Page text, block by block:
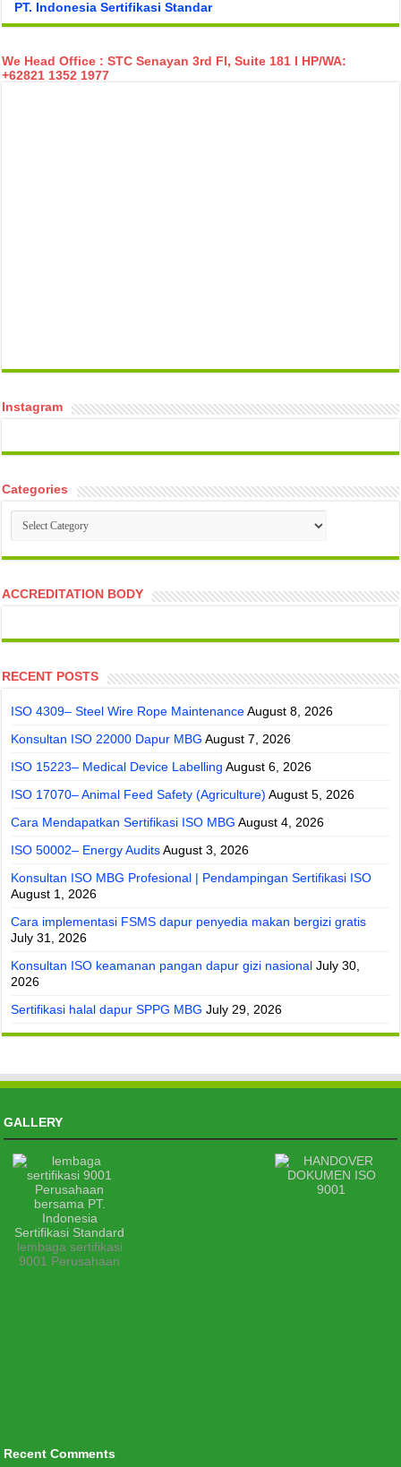
PT. Indonesia Sertifikasi Standar
We Head Office : STC Senayan 3rd Fl, Suite 181 I HP/WA:
+62821 1352 1977
temp mail
Instagram
Categories
Categories
ACCREDITATION BODY
RECENT POSTS
ISO 4309– Steel Wire Rope Maintenance August 8, 2026
Konsultan ISO 22000 Dapur MBG August 7, 2026
ISO 15223– Medical Device Labelling August 6, 2026
ISO 17070– Animal Feed Safety (Agriculture) August 5, 2026
Cara Mendapatkan Sertifikasi ISO MBG August 4, 2026
ISO 50002– Energy Audits August 3, 2026
Konsultan ISO MBG Profesional | Pendampingan Sertifikasi ISO
August 1, 2026
Cara implementasi FSMS dapur penyedia makan bergizi gratis
July 31, 2026
Konsultan ISO keamanan pangan dapur gizi nasional July 30,
2026
Sertifikasi halal dapur SPPG MBG July 29, 2026
GALLERY
lembaga sertifikasi
9001 Perusahaan
Recent Comments